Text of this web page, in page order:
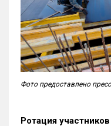
Фото предоставлено
Ротация участников